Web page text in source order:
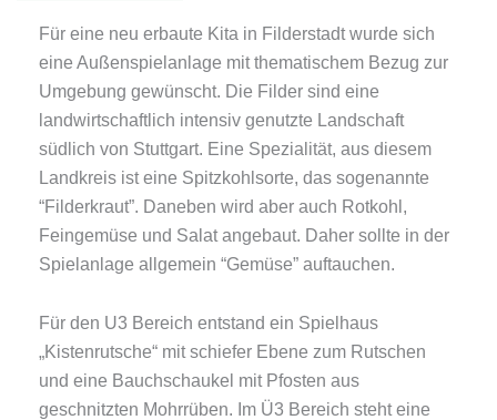
Für eine neu erbaute Kita in Filderstadt wurde sich
eine Außenspielanlage mit thematischem Bezug zur
Umgebung gewünscht. Die Filder sind eine
landwirtschaftlich intensiv genutzte Landschaft
südlich von Stuttgart. Eine Spezialität, aus diesem
Landkreis ist eine Spitzkohlsorte, das sogenannte
“Filderkraut”. Daneben wird aber auch Rotkohl,
Feingemüse und Salat angebaut. Daher sollte in der
Spielanlage allgemein “Gemüse” auftauchen.
Für den U3 Bereich entstand ein Spielhaus
„Kistenrutsche“ mit schiefer Ebene zum Rutschen
und eine Bauchschaukel mit Pfosten aus
geschnitzten Mohrrüben. Im Ü3 Bereich steht eine